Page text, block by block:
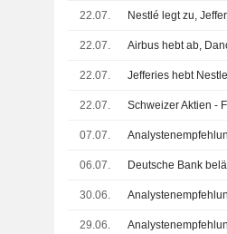
22.07. Nestlé legt zu,
22.07. Airbus hebt ab,
22.07. Jefferies hebt
22.07. Schweizer Aktien -
07.07.
06.07. Deutsche Bank
30.06.
29.06.